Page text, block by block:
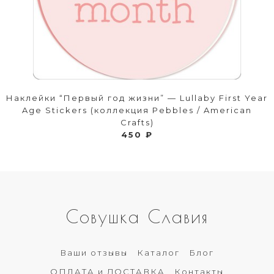
Наклейки “Первый год жизни” — Lullaby First Year
Age Stickers (коллекция Pebbles / American
Crafts)
450 ₽
Совушка Славия
Ваши отзывы Каталог
Блог
ОПЛАТА и ДОСТАВКА
Контакты